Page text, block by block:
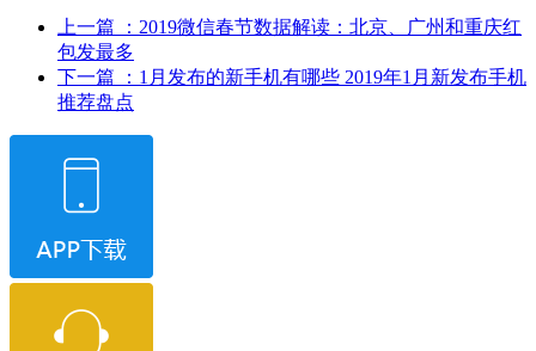
上一篇
：2019微信春节数据解读：北京、广州和重庆红
包发最多
下一篇
：1月发布的新手机有哪些 2019年1月新发布手机
推荐盘点